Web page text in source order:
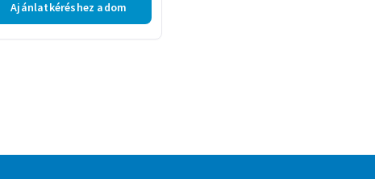
Ajánlatkéréshez adom